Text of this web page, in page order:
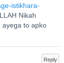
istikhara-
Nikah
ayega to apko
Reply